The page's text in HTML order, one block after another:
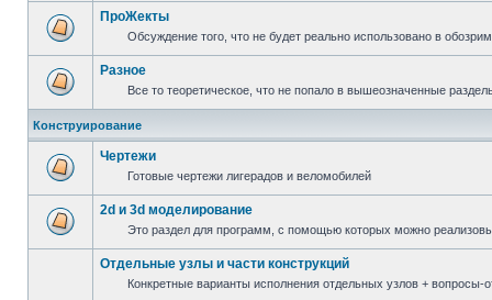
ПроЖекты
Обсуждение того, что не будет реально использовано в
Разное
Все то теоретическое, что не попало в вышеозначенные
Конструирование
Чертежи
Готовые чертежи лигерадов и веломобилей
2d и 3d моделирование
Это раздел для программ, с помощью которых можно
Отдельные узлы и части конструкций
Конкретные варианты исполнения отдельных узлов + вопросы-